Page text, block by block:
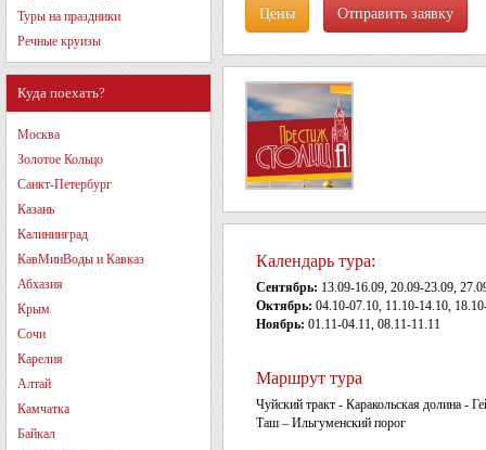
Туры на праздники
Речные круизы
Куда поехать?
Москва
Золотое Кольцо
Санкт-Петербург
Казань
Калининград
КавМинВоды и Кавказ
Абхазия
Крым
Сочи
Карелия
Алтай
Камчатка
Байкал
Цены
Календарь тура:
Сентябрь: 13.09-16.09, 20.09-23.09,
Октябрь: 04.10-07.10, 11.10-14.10,
Ноябрь: 01.11-04.11, 08.11-11.11
Маршрут тура
Чуйский тракт - Каракольская долина -
Таш – Ильгуменский порог